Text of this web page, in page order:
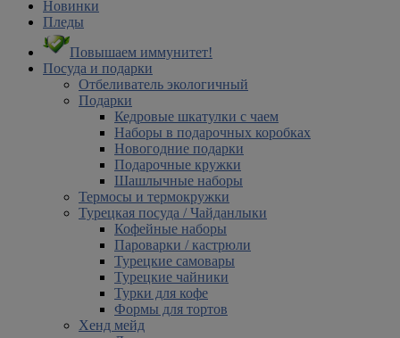
Новинки
Пледы
Повышаем иммунитет!
Посуда и подарки
Отбеливатель экологичный
Подарки
Кедровые шкатулки с чаем
Наборы в подарочных коробках
Новогодние подарки
Подарочные кружки
Шашлычные наборы
Термосы и термокружки
Турецкая посуда / Чайданлыки
Кофейные наборы
Пароварки / кастрюли
Турецкие самовары
Турецкие чайники
Турки для кофе
Формы для тортов
Хенд мейд